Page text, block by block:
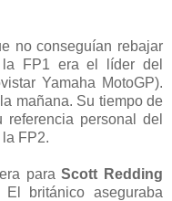
no conseguían rebajar
la FP1 era el líder del
Yamaha MotoGP).
mañana. Su tiempo de
referencia personal del
FP2.
paraScott Redding
británico aseguraba